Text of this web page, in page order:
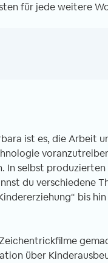
für jede weitere
ist es, die Arbeit
In selbst
du verschiedene
bis
über